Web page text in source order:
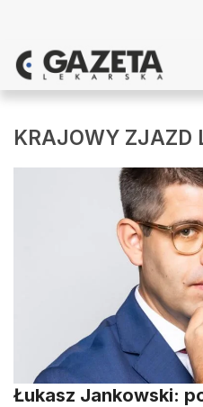
KRAJOWY ZJAZD
Łukasz Jankowski: